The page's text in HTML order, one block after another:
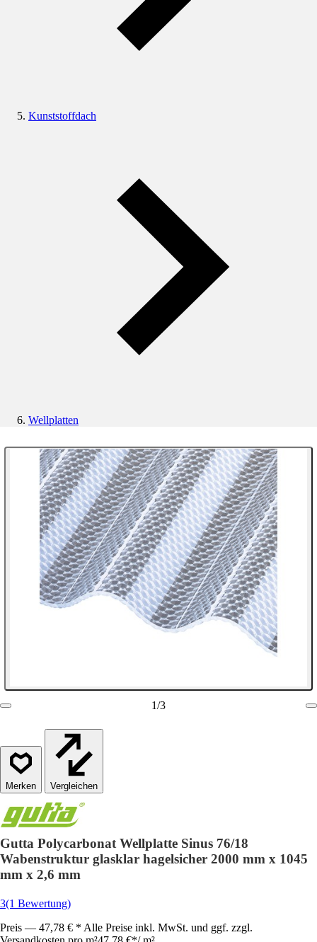
Kunststoffdach
Wellplatten
1/3
Vergleichen
Gutta Polycarbonat Wellplatte Sinus 76/18
Wabenstruktur glasklar hagelsicher 2000 mm x 1045
mm x 2,6 mm
3(1 Bewertung)
Preis — 47,78 € * Alle Preise inkl. MwSt. und ggf. zzgl.